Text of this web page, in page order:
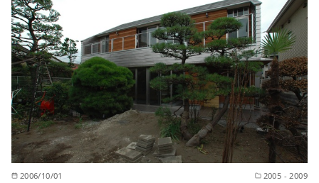
2006/10/01 2005 - 2009